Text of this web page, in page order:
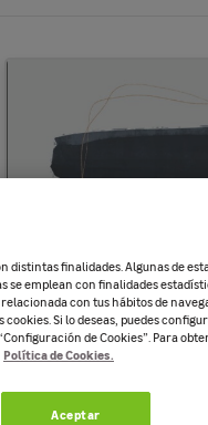
finalidades. Algunas de
emplean con finalidades
con tus hábitos de
Si lo deseas, puedes
de Cookies”. Para
Política de Cookies.
Aceptar